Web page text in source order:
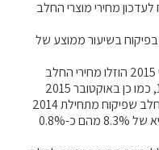
מחירי מוצרי החלב
בשיעור ממוצע של
הוזלה זו מתווספת להוזלות הקודמות: ביולי 2015 הוזלו מחירי החלב
שבפיקוח ב-4.62% ובינואר 2014 ב-1.5%, כמו כן באוקטובר 2015
הופחת המע"מ ל-17%. סך ירידת מוצרי החלב שפיקוח מתחילת 2014
עומד על 9.7% ומתחילת 2015 ההוזלה היא של 8.3% מהם כ-0.8%